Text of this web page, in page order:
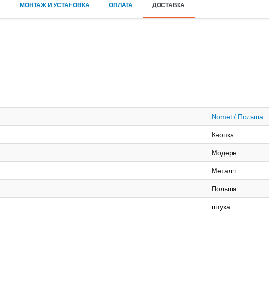
МОНТАЖ И УСТАНОВКА ОПЛАТА ДОСТАВКА
Nomet / Польша
Кнопка
Модерн
Металл
Польша
штука